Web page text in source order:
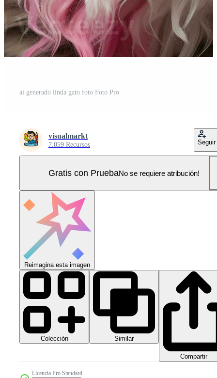
ai generado linda gato foto Foto Pro
visualmarkt
7.059 Recursos Seguir
Gratis con PruebaNo se requiere atribución!
Reimagina esta imagen
Colección Similar
Compartir
Licencia Pro Standard